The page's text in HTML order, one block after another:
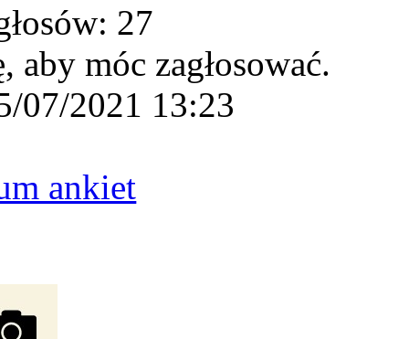
27
aby móc zagłosować.
07/2021 13:23
ankiet